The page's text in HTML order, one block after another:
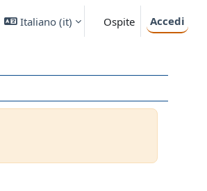
Italiano ‎(it)‎ Ospite Accedi